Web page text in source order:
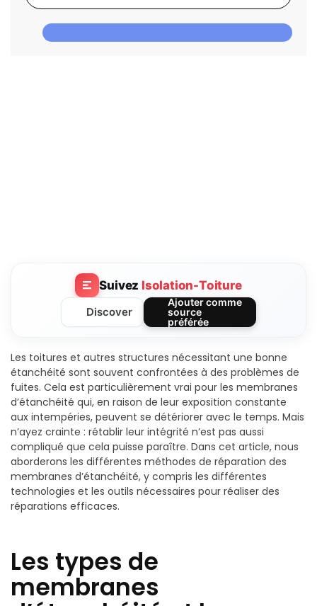
Suivez Isolation-Toiture
Discover
Ajouter comme
source
préférée
Les toitures et autres structures nécessitant une bonne
étanchéité sont souvent confrontées à des problèmes de
fuites. Cela est particulièrement vrai pour les membranes
d’étanchéité qui, en raison de leur exposition constante
aux intempéries, peuvent se détériorer avec le temps. Mais
n’ayez crainte : rétablir leur intégrité n’est pas aussi
compliqué que cela puisse paraître. Dans cet article, nous
aborderons les différentes méthodes de réparation des
membranes d’étanchéité, y compris les différentes
technologies et les outils nécessaires pour réaliser des
réparations efficaces.
Les types de
membranes